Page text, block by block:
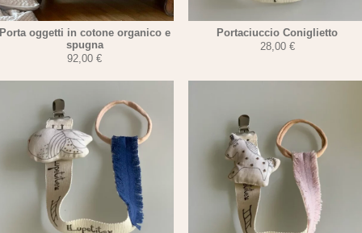
oggetti in cotone organico e
spugna
92,00€
Portaciuccio Coniglietto
28,00 €